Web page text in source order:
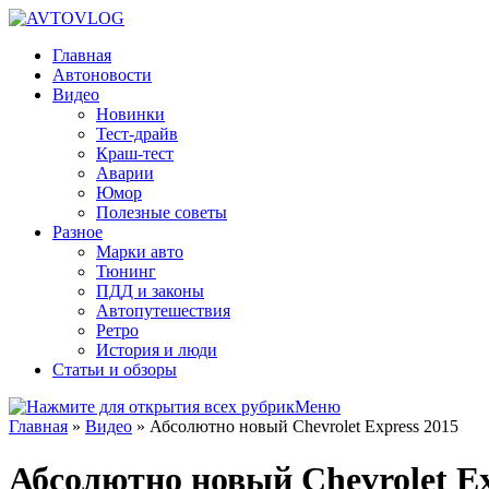
Главная
Автоновости
Видео
Новинки
Тест-драйв
Краш-тест
Аварии
Юмор
Полезные советы
Разное
Марки авто
Тюнинг
ПДД и законы
Автопутешествия
Ретро
История и люди
Статьи и обзоры
Меню
Главная » Видео » Абсолютно новый Chevrolet Express 2015
Абсолютно новый Chevrolet